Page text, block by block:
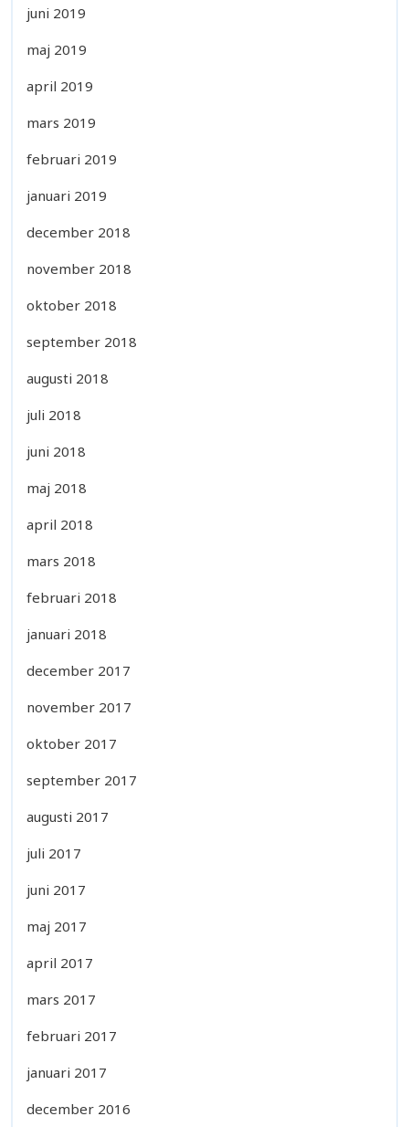
juni 2019
maj 2019
april 2019
mars 2019
februari 2019
januari 2019
december 2018
november 2018
oktober 2018
september 2018
augusti 2018
juli 2018
juni 2018
maj 2018
april 2018
mars 2018
februari 2018
januari 2018
december 2017
november 2017
oktober 2017
september 2017
augusti 2017
juli 2017
juni 2017
maj 2017
april 2017
mars 2017
februari 2017
januari 2017
december 2016